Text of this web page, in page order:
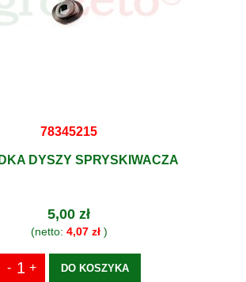
78345215
DYSZY SPRYSKIWACZA
5,00 zł
(netto: 4,07 zł)
DO KOSZYKA